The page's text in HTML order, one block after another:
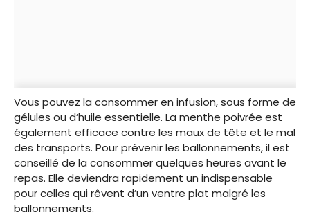
Vous pouvez la consommer en infusion, sous forme de
gélules ou d’huile essentielle. La menthe poivrée est
également efficace contre les maux de tête et le mal
des transports. Pour prévenir les ballonnements, il est
conseillé de la consommer quelques heures avant le
repas. Elle deviendra rapidement un indispensable
pour celles qui rêvent d’un ventre plat malgré les
ballonnements.